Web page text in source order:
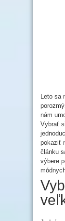
Leto sa
nám
Vybrať
pokaziť
článku
výbere